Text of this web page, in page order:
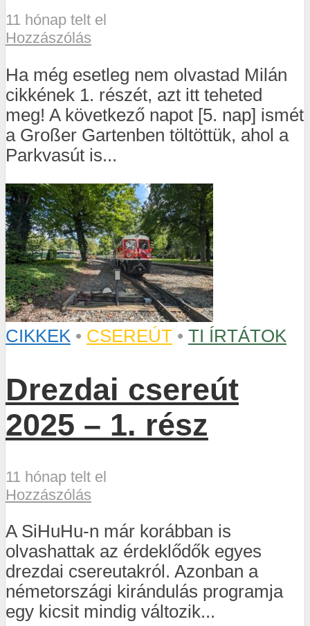
11 hónap telt el
Hozzászólás
Ha még esetleg nem olvastad Milán
cikkének 1. részét, azt itt teheted
meg! A következő napot [5. nap] ismét
a Großer Gartenben töltöttük, ahol a
Parkvasút is...
CIKKEK • CSEREÚT • TI ÍRTÁTOK
Drezdai csereút
2025 – 1. rész
11 hónap telt el
Hozzászólás
A SiHuHu-n már korábban is
olvashattak az érdeklődők egyes
drezdai csereutakról. Azonban a
németországi kirándulás programja
egy kicsit mindig változik...